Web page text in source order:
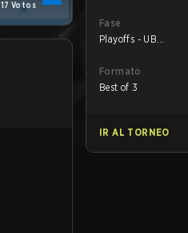
17 Votos
Fase
Playoffs - UB
Formato
Best of 3
IR AL TORNEO